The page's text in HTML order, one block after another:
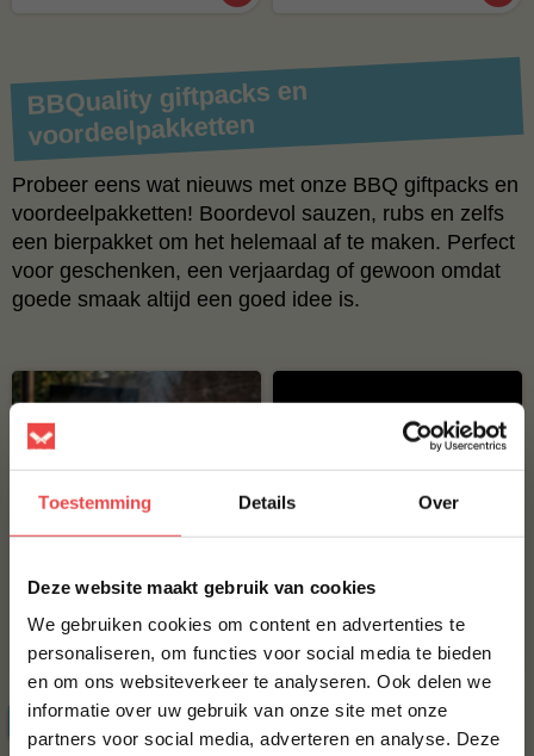
Toestemming Details Over
Deze website maakt gebruik van cookies
We gebruiken cookies om content en advertenties te
personaliseren, om functies voor social media te bieden
en om ons websiteverkeer te analyseren. Ook delen we
informatie over uw gebruik van onze site met onze
partners voor social media, adverteren en analyse. Deze
BBQuality giftpacks en
voordeelpakketten
Probeer eens wat nieuws met onze BBQ giftpacks en
voordeelpakketten! Boordevol sauzen, rubs en zelfs
een bierpakket om het helemaal af te maken. Perfect
voor geschenken, een verjaardag of gewoon omdat
goede smaak altijd een goed idee is.
BBQuality Essentials
€ 19,50
BBQuality Bierpakket
€ 19,95
ACTIE 20% ACTIE 4 halen, 3 betalen
10% korting op je
eerste bestelling*
Schrijf je in voor onze nieuwsbrief en ontvang direct